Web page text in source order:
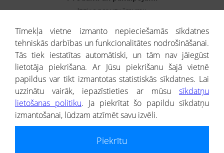
Izziņa par uzņēmumu
Dzimtas koks
Uzņēmumu atlase
Monitorings
Kredītizziņa par ārvalstu uzņēmumiem
® CREDITREFORM Latvija
SIA
Tīmekļa vietne izmanto nepieciešamās sīkdatnes
tehniskās darbības un funkcionalitātes nodrošināšanai.
Tās tiek iestatītas automātiski, un tām nav jāiegūst
lietotāja piekrišana. Ar Jūsu piekrišanu šajā vietnē
papildus var tikt izmantotas statistiskās sīkdatnes. Lai
uzzinātu vairāk, iepazīstieties ar mūsu sīkdatņu
lietošanas politiku. Ja piekrītat šo papildu sīkdatņu
izmantošanai, lūdzam atzīmēt savu izvēli.
Piekrītu